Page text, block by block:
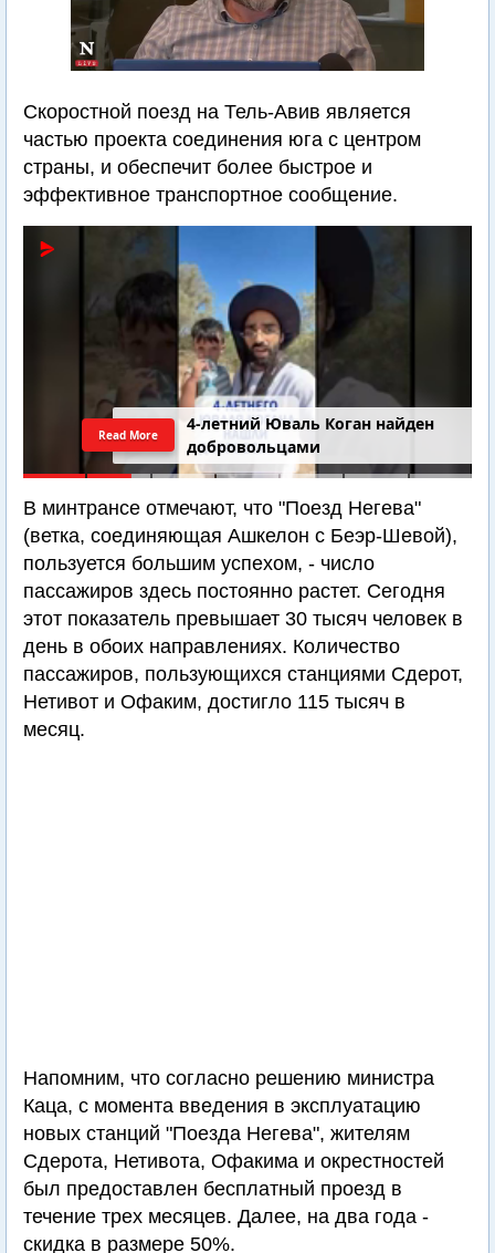
Скоростной поезд на Тель-Авив является
частью проекта соединения юга с центром
страны, и обеспечит более быстрое и
эффективное транспортное сообщение.
4-летний Юваль Коган найден
добровольцами
Read More
В минтрансе отмечают, что "Поезд Негева"
(ветка, соединяющая Ашкелон с Беэр-Шевой),
пользуется большим успехом, - число
пассажиров здесь постоянно растет. Сегодня
этот показатель превышает 30 тысяч человек в
день в обоих направлениях. Количество
пассажиров, пользующихся станциями Сдерот,
Нетивот и Офаким, достигло 115 тысяч в
месяц.
Напомним, что согласно решению министра
Каца, с момента введения в эксплуатацию
новых станций "Поезда Негева", жителям
Сдерота, Нетивота, Офакима и окрестностей
был предоставлен бесплатный проезд в
течение трех месяцев. Далее, на два года -
скидка в размере 50%.